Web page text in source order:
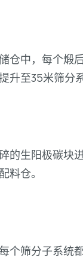
仓中，每个
升至35米筛分系
的生阳极碳
料仓。
个筛分子系